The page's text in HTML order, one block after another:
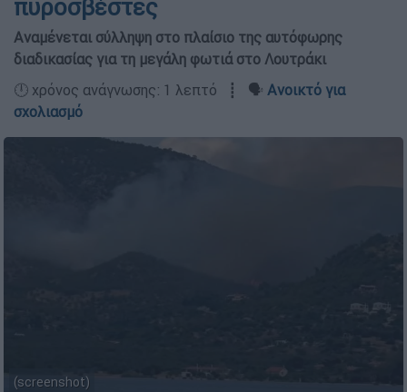
πυροσβέστες
Αναμένεται σύλληψη στο πλαίσιο της αυτόφωρης
διαδικασίας για τη μεγάλη φωτιά στο Λουτράκι
🕛 χρόνος ανάγνωσης: 1 λεπτό ┋ 🗣️ Ανοικτό για
σχολιασμό
(screenshot)